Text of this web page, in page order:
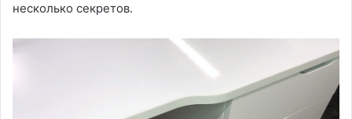
несколько секретов.